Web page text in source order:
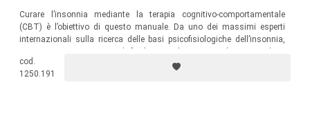
Curare l’insonnia mediante la terapia cognitivo-comportamentale
(CBT) è l’obiettivo di questo manuale. Da uno dei massimi esperti
internazionali sulla ricerca delle basi psicofisiologiche dell’insonnia,
psichiatri e neurologi.
cod.
1250.191